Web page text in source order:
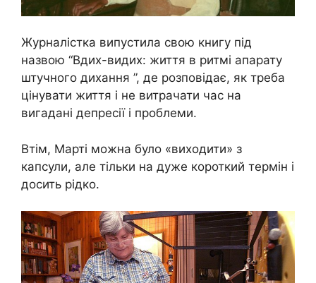
Журналістка випустила свою книгу під
назвою “Вдих-видих: життя в ритмі апарату
штучного дихання ”, де розповідає, як треба
цінувати життя і не витрачати час на
вигадані депресії і проблеми.
Втім, Марті можна було «виходити» з
капсули, але тільки на дуже короткий термін і
досить рідко.